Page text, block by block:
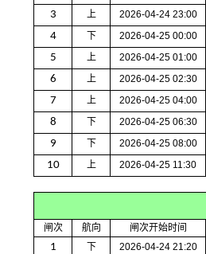
3 上 2026-04-24 23:00
4 下 2026-04-25 00:00
5 上 2026-04-25 01:00
6 上 2026-04-25 02:30
7 上 2026-04-25 04:00
8 下 2026-04-25 06:30
9 下 2026-04-25 08:00
10 上 2026-04-25 11:30
闸次 航向 闸次开始时间
1 下 2026-04-24 21:20